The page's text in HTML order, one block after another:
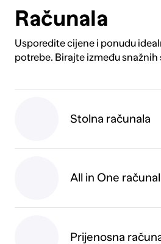
Računala
Usporedite cijene i ponudu
potrebe. Birajte između
visokokvalitetnim monitorima
gaming ili multimediju, ovdje
modela po konkurentnim
Stolna računala
All in One
Prijenosna